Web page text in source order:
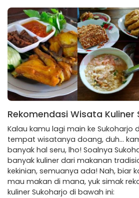
Rekomendasi Wisata Kuliner
Kalau kamu lagi main ke Sukoharjo
tempat wisatanya doang, duh…
banyak hal seru, lho! Soalnya
banyak kuliner dari makanan
kekinian, semuanya ada! Nah, biar
mau makan di mana, yuk simak
kuliner Sukoharjo di bawah ini: